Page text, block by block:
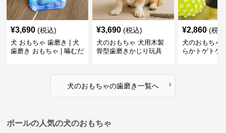
¥3,690 (税込)
犬 おもちゃ 歯磨き | 犬
歯磨き おもちゃ | 噛むだ
¥3,690 (税込)
犬のおもちゃ 犬用木製
骨型歯磨きかじり玩具
¥2,860 (税
犬のおもちゃ
らかトゲトゲ
犬のおもちゃの歯磨き一覧へ ›
ボールの人気の犬のおもちゃ